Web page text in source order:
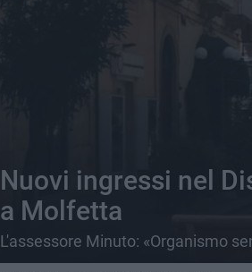
Nuovi ingressi nel
a Molfetta
L'assessore Minuto: «Organismo